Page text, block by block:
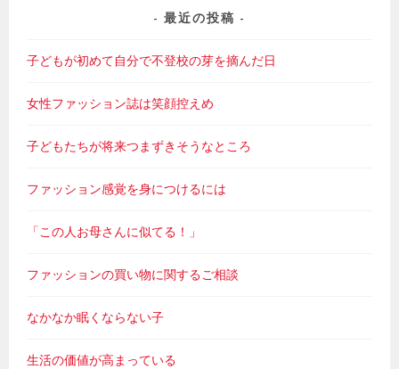
最近の投稿
子どもが初めて自分で不登校の芽を摘んだ日
女性ファッション誌は笑顔控えめ
子どもたちが将来つまずきそうなところ
ファッション感覚を身につけるには
「この人お母さんに似てる！」
ファッションの買い物に関するご相談
なかなか眠くならない子
生活の価値が高まっている